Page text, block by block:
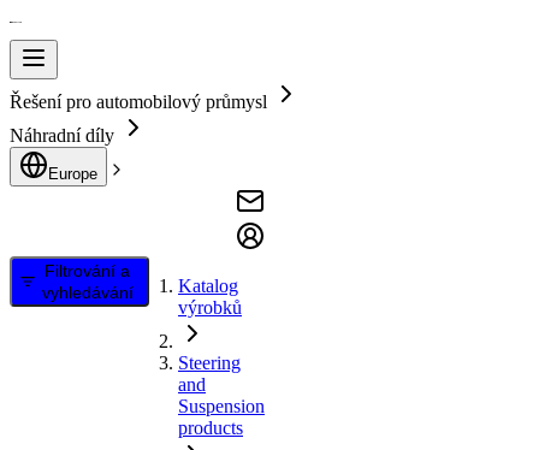
Řešení pro automobilový průmysl
Náhradní díly
Europe
Filtrování a
vyhledávání
Katalog
výrobků
Steering
and
Suspension
products